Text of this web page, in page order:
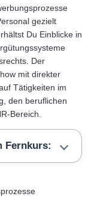
gezielt
Du Einblicke in
Der
mit direkter
Tätigkeiten im
den beruflichen
Bereich.
Fernkurs: